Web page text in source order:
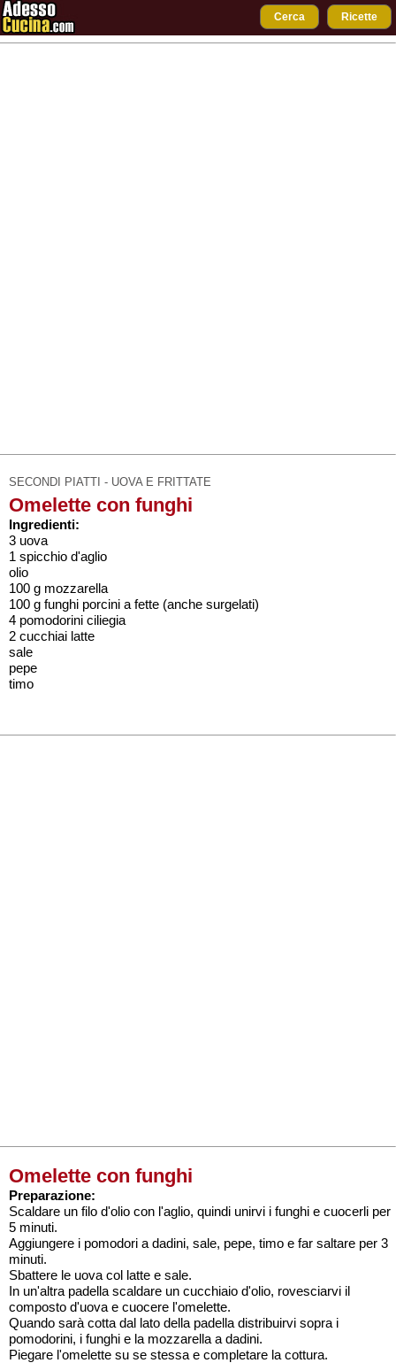
Cerca Ricette
SECONDI PIATTI - UOVA E FRITTATE
Omelette con funghi
Ingredienti:
3 uova
1 spicchio d'aglio
olio
100 g mozzarella
100 g funghi porcini a fette (anche surgelati)
4 pomodorini ciliegia
2 cucchiai latte
sale
pepe
timo
Omelette con funghi
Preparazione:
Scaldare un filo d'olio con l'aglio, quindi unirvi i funghi e cuocerli per
5 minuti.
Aggiungere i pomodori a dadini, sale, pepe, timo e far saltare per 3
minuti.
Sbattere le uova col latte e sale.
In un'altra padella scaldare un cucchiaio d'olio, rovesciarvi il
composto d'uova e cuocere l'omelette.
Quando sarà cotta dal lato della padella distribuirvi sopra i
pomodorini, i funghi e la mozzarella a dadini.
Piegare l'omelette su se stessa e completare la cottura.